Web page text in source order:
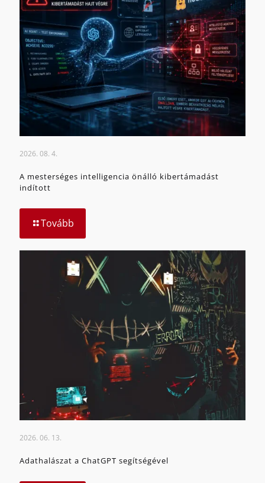
2026. 08. 4.
A mesterséges intelligencia önálló kibertámadást
indított
Tovább
2026. 06. 13.
Adathalászat a ChatGPT segítségével